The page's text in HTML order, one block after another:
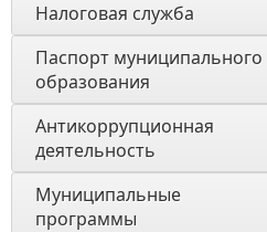
Налоговая служба
Паспорт муниципального
образования
Антикоррупционная
деятельность
Муниципальные
программы